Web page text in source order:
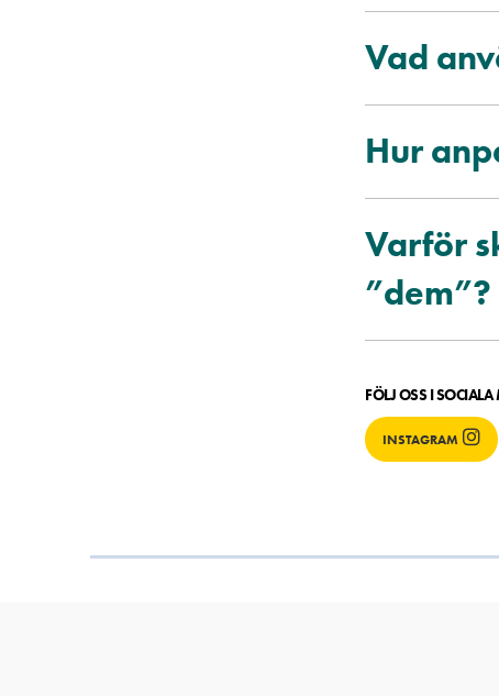
Vad
Hur
Varför
”dem”?
FÖLJ OSS I SOCIALA
INSTAGRAM